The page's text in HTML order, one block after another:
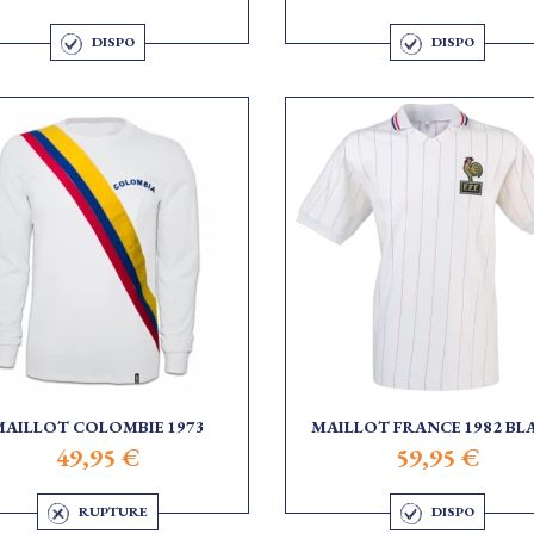
DISPO DISPO
COLOMBIE 1973
49,95 €
RUPTURE
MAILLOT FRANCE 1982
59,95 €
DISPO